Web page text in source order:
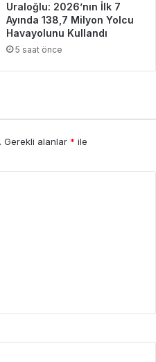
Uraloğlu: 2026’nın İlk 7
Ayında 138,7 Milyon Yolcu
Havayolunu Kullandı
5 saat önce
Gerekli alanlar * ile